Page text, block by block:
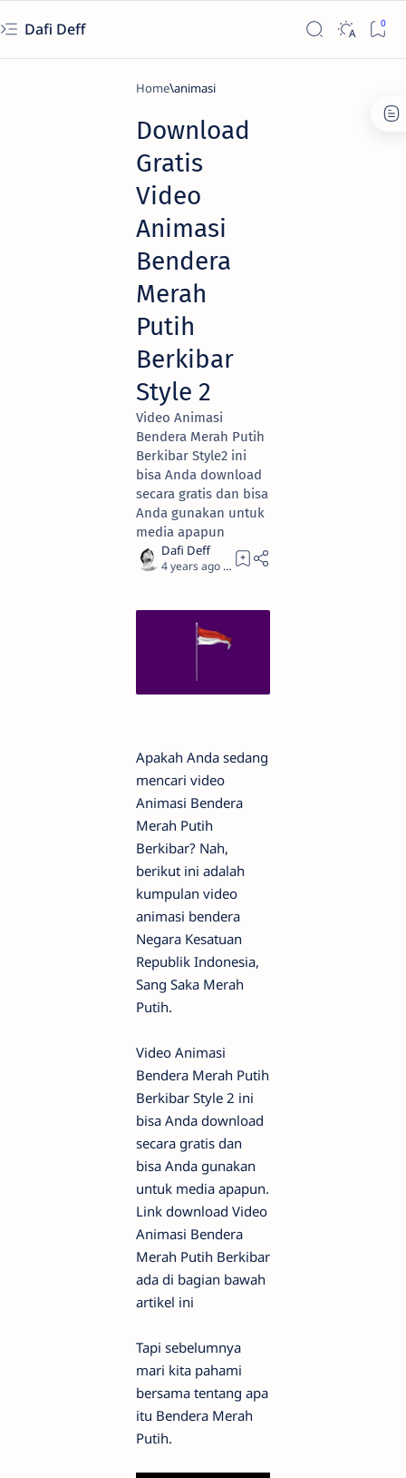
Dafi Deff
Home animasi
Download
Gratis
Video
Animasi
Bendera
Merah
Putih
Berkibar
Style 2
Video Animasi
Bendera Merah Putih
Berkibar Style2 ini
bisa Anda download
secara gratis dan bisa
Anda gunakan untuk
media apapun
4 years ago 2
Apakah Anda sedang
mencari video
Animasi Bendera
Merah Putih
Berkibar? Nah,
berikut ini adalah
kumpulan video
animasi bendera
Negara Kesatuan
Republik Indonesia,
Sang Saka Merah
Putih.
Video Animasi
Bendera Merah Putih
Berkibar Style 2 ini
bisa Anda download
secara gratis dan
bisa Anda gunakan
untuk media apapun.
Link download Video
Animasi Bendera
Merah Putih Berkibar
ada di bagian bawah
artikel ini
Tapi sebelumnya
mari kita pahami
bersama tentang apa
itu Bendera Merah
Putih.